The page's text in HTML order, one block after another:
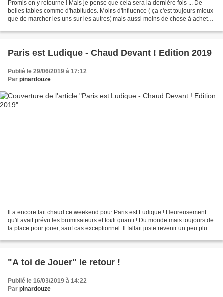
Promis on y retourne ! Mais je pense que cela sera la dernière fois ... De
belles tables comme d'habitudes. Moins d'influence ( ça c'est toujours mieux
que de marcher les uns sur les autres) mais aussi moins de chose à acheter
Paris est Ludique - Chaud Devant ! Edition 2019
Publié le 29/06/2019 à 17:12
Par pinardouze
Il a encore fait chaud ce weekend pour Paris est Ludique ! Heureusement
qu'il avait prévu les brumisateurs et touti quanti ! Du monde mais toujours de
la place pour jouer, sauf cas exceptionnel. Il fallait juste revenir un peu plus
"A toi de Jouer" le retour !
Publié le 16/03/2019 à 14:22
Par pinardouze